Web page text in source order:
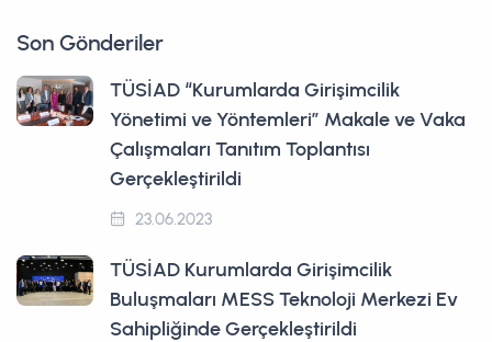
Son Gönderiler
TÜSİAD “Kurumlarda Girişimcilik
Yönetimi ve Yöntemleri” Makale ve Vaka
Çalışmaları Tanıtım Toplantısı
Gerçekleştirildi
23.06.2023
TÜSİAD Kurumlarda Girişimcilik
Buluşmaları MESS Teknoloji Merkezi Ev
Sahipliğinde Gerçekleştirildi